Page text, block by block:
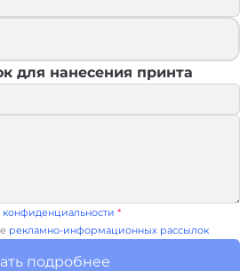
для нанесения принта
конфиденциальности *
рекламно-информационных рассылок
подробнее